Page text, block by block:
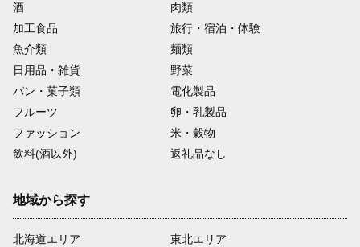
酒
肉類
加工食品
旅行・宿泊・体験
魚介類
麺類
日用品・雑貨
野菜
パン・菓子類
電化製品
フルーツ
卵・乳製品
ファッション
米・穀物
飲料(酒以外)
返礼品なし
地域から探す
北海道エリア
東北エリア